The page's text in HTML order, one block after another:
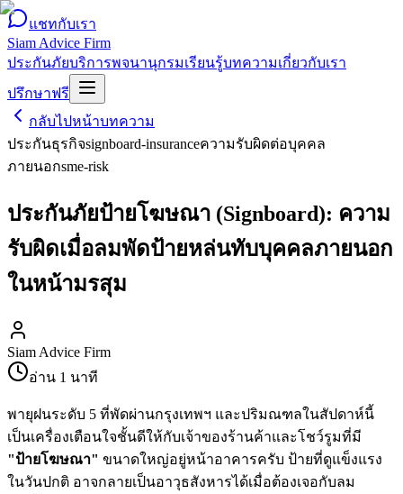
แชทกับเรา
Siam Advice Firm
ประกันภัยบริการพจนานุกรมเรียนรู้บทความเกี่ยวกับเรา
ปรึกษาฟรี
กลับไปหน้าบทความ
ประกันธุรกิจsignboard-insuranceความรับผิดต่อบุคคล
ภายนอกsme-risk
ประกันภัยป้ายโฆษณา (Signboard): ความ
รับผิดเมื่อลมพัดป้ายหล่นทับบุคคลภายนอก
ในหน้ามรสุม
Siam Advice Firm
อ่าน 1 นาที
พายุฝนระดับ 5 ที่พัดผ่านกรุงเทพฯ และปริมณฑลในสัปดาห์นี้
เป็นเครื่องเตือนใจชั้นดีให้กับเจ้าของร้านค้าและโชว์รูมที่มี
"ป้ายโฆษณา" ขนาดใหญ่อยู่หน้าอาคารครับ ป้ายที่ดูแข็งแรง
ในวันปกติ อาจกลายเป็นอาวุธสังหารได้เมื่อต้องเจอกับลม